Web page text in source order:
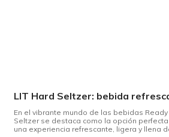
En el vibrante mundo de las bebidas Ready
Seltzer se destaca como la opción
una experiencia refrescante, ligera y llena